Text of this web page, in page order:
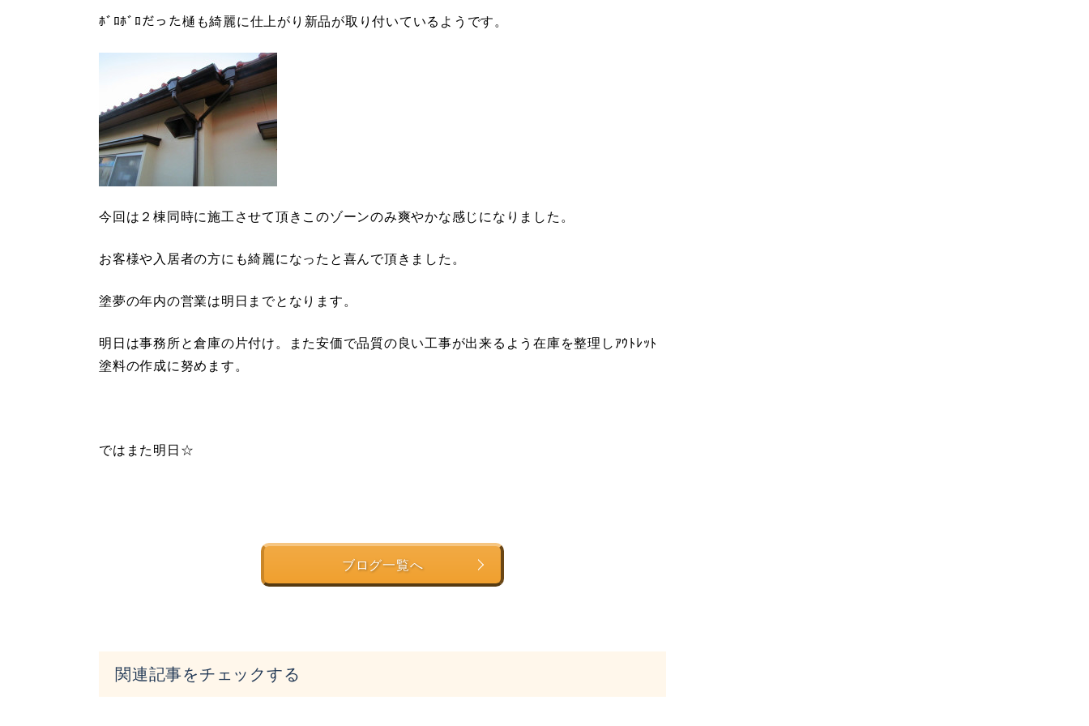
ﾎﾞﾛﾎﾞﾛだった樋も綺麗に仕上がり新品が取り付いているようです。
今回は２棟同時に施工させて頂きこのゾーンのみ爽やかな感じになりました。
お客様や入居者の方にも綺麗になったと喜んで頂きました。
塗夢の年内の営業は明日までとなります。
明日は事務所と倉庫の片付け。また安価で品質の良い工事が出来るよう在庫を整理しｱｳﾄﾚｯﾄ
塗料の作成に努めます。
ではまた明日☆
ブログ一覧へ
関連記事をチェックする